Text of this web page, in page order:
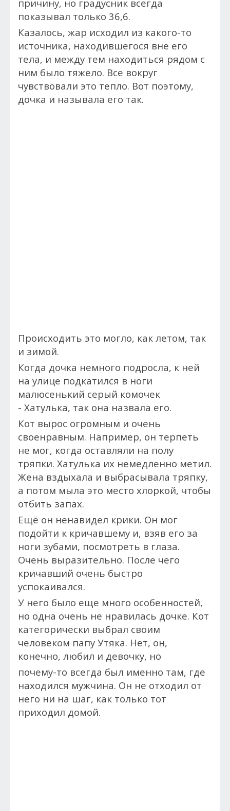
причину, но градусник всегда
показывал только 36,6.
Казалось, жар исходил из какого-то
источника, находившегося вне его
тела, и между тем находиться рядом с
ним было тяжело. Все вокруг
чувствовали это тепло. Вот поэтому,
дочка и называла его так.
Происходить это могло, как летом, так
и зимой.
Когда дочка немного подросла, к ней
на улице подкатился в ноги
малюсенький серый комочек
- Хатулька, так она назвала его.
Кот вырос огромным и очень
своенравным. Например, он терпеть
не мог, когда оставляли на полу
тряпки. Хатулька их немедленно метил.
Жена вздыхала и выбрасывала тряпку,
а потом мыла это место хлоркой, чтобы
отбить запах.
Ещё он ненавидел крики. Он мог
подойти к кричавшему и, взяв его за
ноги зубами, посмотреть в глаза.
Очень выразительно. После чего
кричавший очень быстро
успокаивался.
У него было еще много особенностей,
но одна очень не нравилась дочке. Кот
категорически выбрал своим
человеком папу Утяка. Нет, он,
конечно, любил и девочку, но
почему-то всегда был именно там, где
находился мужчина. Он не отходил от
него ни на шаг, как только тот
приходил домой.